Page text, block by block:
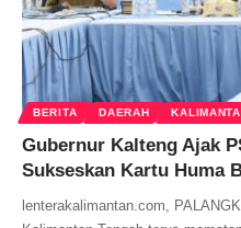
BERITA DAERAH
Gubernur Kalteng Ajak
Sukseskan Kartu Huma
lenterakalimantan.com,